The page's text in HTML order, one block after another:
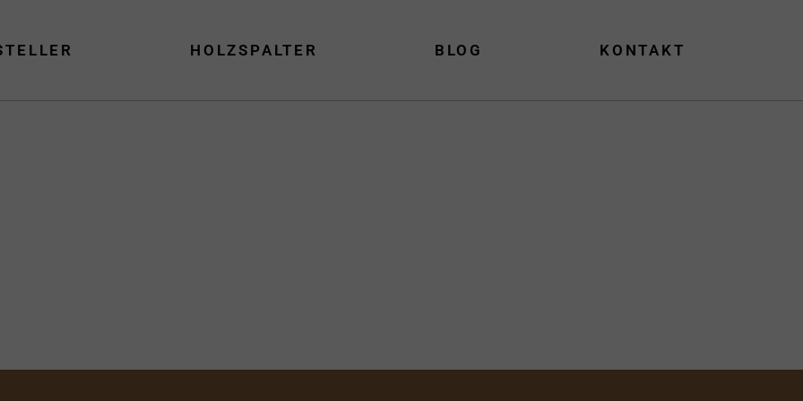
HOLZSPALTER BLOG KONTAKT